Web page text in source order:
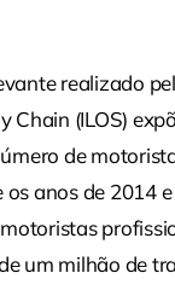
realizado
Chain (ILOS)
de
os anos de 2014
um milhão de